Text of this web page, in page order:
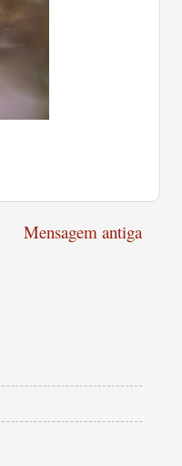
Mensagem antiga